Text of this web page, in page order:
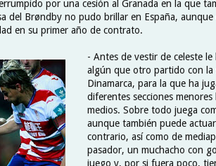
por una cesión al Granada en la que
del Brøndby no pudo brillar en España, aunque
en su primer año de contrato.
- Antes de vestir de celeste
algún que otro partido con la
Dinamarca, para la que ha
diferentes secciones
medios. Sobre todo juega
aunque también puede
contrario, así como de
pasador, un muchacho con
juego y, por si fuera poco,